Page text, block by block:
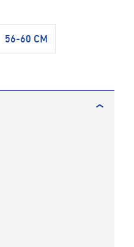
56-60 CM